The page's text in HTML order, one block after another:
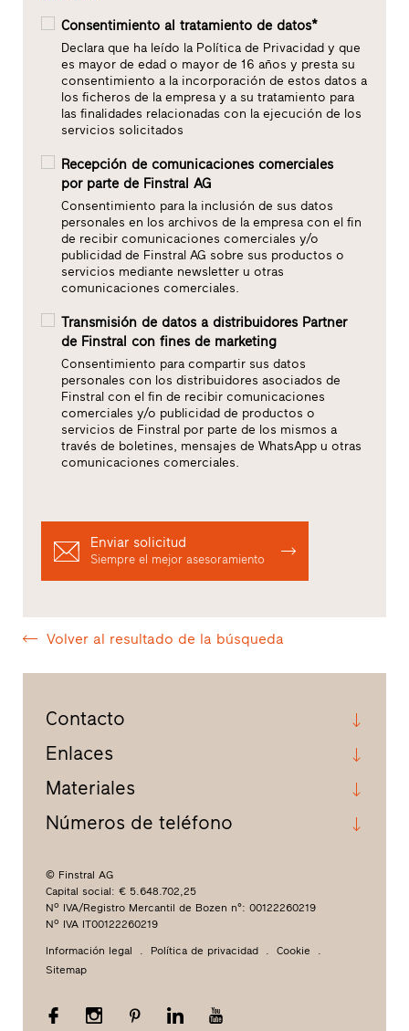
Consentimiento al tratamiento de datos*
Declara que ha leído la Política de Privacidad y que
es mayor de edad o mayor de 16 años y presta su
consentimiento a la incorporación de estos datos a
los ficheros de la empresa y a su tratamiento para
las finalidades relacionadas con la ejecución de los
servicios solicitados
Recepción de comunicaciones comerciales
por parte de Finstral AG
Consentimiento para la inclusión de sus datos
personales en los archivos de la empresa con el fin
de recibir comunicaciones comerciales y/o
publicidad de Finstral AG sobre sus productos o
servicios mediante newsletter u otras
comunicaciones comerciales.
Transmisión de datos a distribuidores Partner
de Finstral con fines de marketing
Consentimiento para compartir sus datos
personales con los distribuidores asociados de
Finstral con el fin de recibir comunicaciones
comerciales y/o publicidad de productos o
servicios de Finstral por parte de los mismos a
través de boletines, mensajes de WhatsApp u otras
comunicaciones comerciales.
Enviar solicitud
Siempre el mejor asesoramiento
Volver al resultado de la búsqueda
Contacto
Enlaces
Materiales
Números de teléfono
© Finstral AG
Capital social: € 5.648.702,25
Nº IVA/Registro Mercantil de Bozen n°: 00122260219
Nº IVA IT00122260219
Información legal Política de privacidad
Cookie
Sitemap